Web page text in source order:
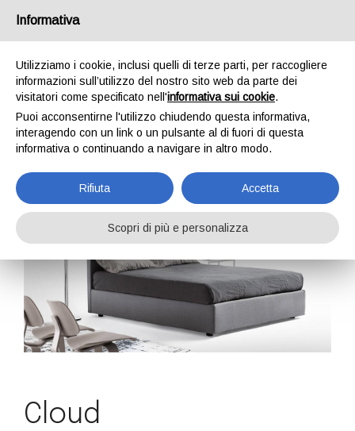
Cloud
Home Letti Cloud
Cloud
Informativa
Utilizziamo i cookie, inclusi quelli di terze parti, per raccogliere
informazioni sull’utilizzo del nostro sito web da parte dei
visitatori come specificato nell'informativa sui cookie.
Puoi acconsentirne l'utilizzo chiudendo questa informativa,
interagendo con un link o un pulsante al di fuori di questa
informativa o continuando a navigare in altro modo.
Rifiuta Accetta
Scopri di più e personalizza